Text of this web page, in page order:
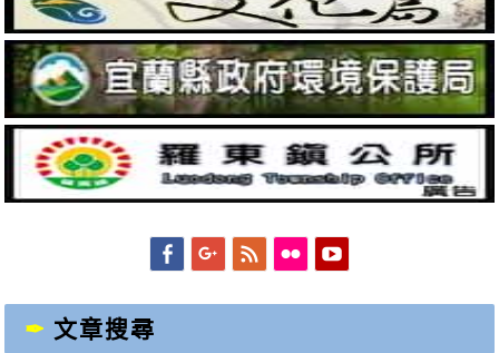
FacebookGoogleplus
Feed Flickr
文章搜尋